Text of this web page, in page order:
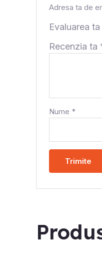
Adresa ta de
Evaluarea ta
Recenzia ta
Nume *